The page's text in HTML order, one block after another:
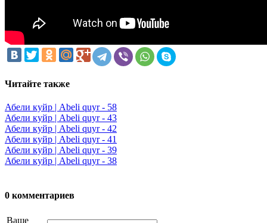
Читайте также
Абели куйр | Abeli quyr - 58
Абели куйр | Abeli quyr - 43
Абели куйр | Abeli quyr - 42
Абели куйр | Abeli quyr - 41
Абели куйр | Abeli quyr - 39
Абели куйр | Abeli quyr - 38
0 комментариев
Ваше